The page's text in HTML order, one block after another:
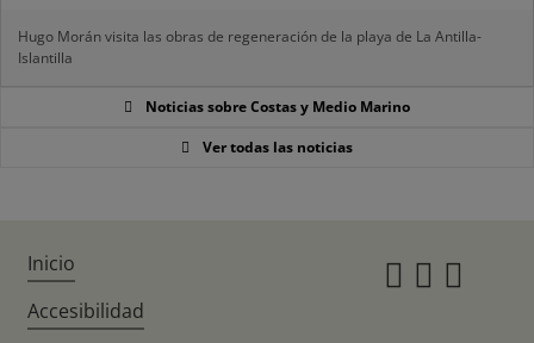
Hugo Morán visita las obras de regeneración de la playa de La Antilla-
Islantilla
Noticias sobre Costas y Medio Marino
Ver todas las noticias
Inicio
Accesibilidad